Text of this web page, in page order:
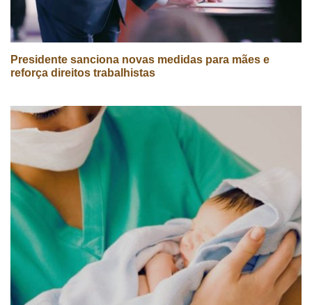
Presidente sanciona novas medidas para mães e
reforça direitos trabalhistas